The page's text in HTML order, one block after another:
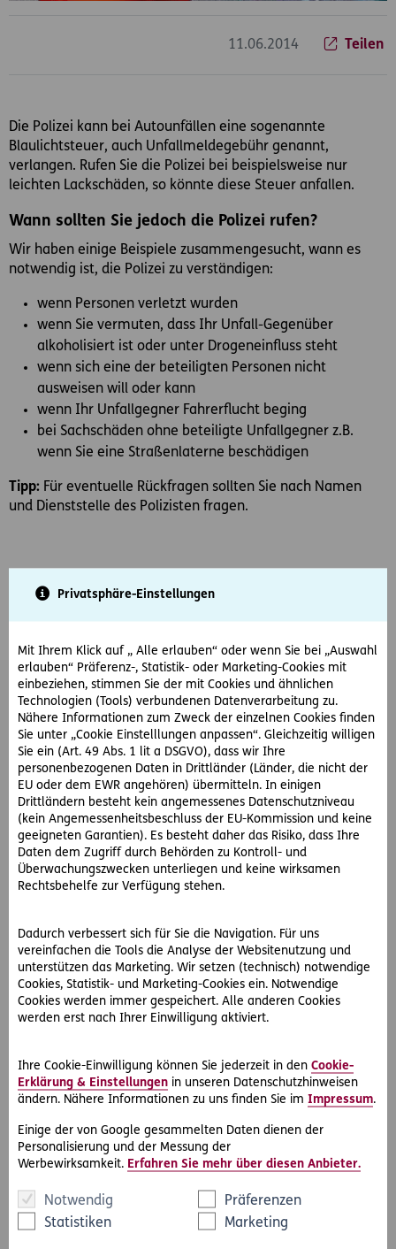
Privatsphäre-Einstellungen
Mit Ihrem Klick auf „ Alle erlauben“ oder wenn Sie bei „Auswahl
erlauben“ Präferenz-, Statistik- oder Marketing-Cookies mit
einbeziehen, stimmen Sie der mit Cookies und ähnlichen
Technologien (Tools) verbundenen Datenverarbeitung zu.
Nähere Informationen zum Zweck der einzelnen Cookies finden
Sie unter „Cookie Einstelllungen anpassen“. Gleichzeitig willigen
Sie ein (Art. 49 Abs. 1 lit a DSGVO), dass wir Ihre
personenbezogenen Daten in Drittländer (Länder, die nicht der
EU oder dem EWR angehören) übermitteln. In einigen
Drittländern besteht kein angemessenes Datenschutzniveau
(kein Angemessenheitsbeschluss der EU-Kommission und keine
geeigneten Garantien). Es besteht daher das Risiko, dass Ihre
Daten dem Zugriff durch Behörden zu Kontroll- und
Überwachungszwecken unterliegen und keine wirksamen
Rechtsbehelfe zur Verfügung stehen.
Dadurch verbessert sich für Sie die Navigation. Für uns
vereinfachen die Tools die Analyse der Websitenutzung und
unterstützen das Marketing. Wir setzen (technisch) notwendige
Cookies, Statistik- und Marketing-Cookies ein. Notwendige
Cookies werden immer gespeichert. Alle anderen Cookies
werden erst nach Ihrer Einwilligung aktiviert.
Ihre Cookie-Einwilligung können Sie jederzeit in den Cookie-
Erklärung & Einstellungen in unseren Datenschutzhinweisen
ändern. Nähere Informationen zu uns finden Sie im Impressum.
Einige der von Google gesammelten Daten dienen der
Personalisierung und der Messung der
Werbewirksamkeit. Erfahren Sie mehr über diesen Anbieter.
Notwendig
Präferenzen
Statistiken
Marketing
11.06.2014 Teilen
Die Polizei kann bei Autounfällen eine sogenannte
Blaulichtsteuer, auch Unfallmeldegebühr genannt,
verlangen. Rufen Sie die Polizei bei beispielsweise nur
leichten Lackschäden, so könnte diese Steuer anfallen.
Wann sollten Sie jedoch die Polizei rufen?
Wir haben einige Beispiele zusammengesucht, wann es
notwendig ist, die Polizei zu verständigen:
wenn Personen verletzt wurden
wenn Sie vermuten, dass Ihr Unfall-Gegenüber
alkoholisiert ist oder unter Drogeneinfluss steht
wenn sich eine der beteiligten Personen nicht
ausweisen will oder kann
wenn Ihr Unfallgegner Fahrerflucht beging
bei Sachschäden ohne beteiligte Unfallgegner z.B.
wenn Sie eine Straßenlaterne beschädigen
Tipp: Für eventuelle Rückfragen sollten Sie nach Namen
und Dienststelle des Polizisten fragen.
#Auto #Unfall
Das könnte Sie auch interessieren
2026-04-21
Autounfall – was tun und wie verhalte ich mich
richtig?
Unsere Schritt-für-Schritt-Anleitung mit Checkliste zum